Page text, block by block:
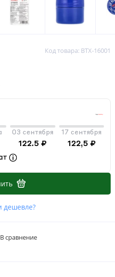
Код товара: BTX-16001
03 сентября
122.5 ₽
17 сентября
122,5 ₽
дешевле?
В сравнение